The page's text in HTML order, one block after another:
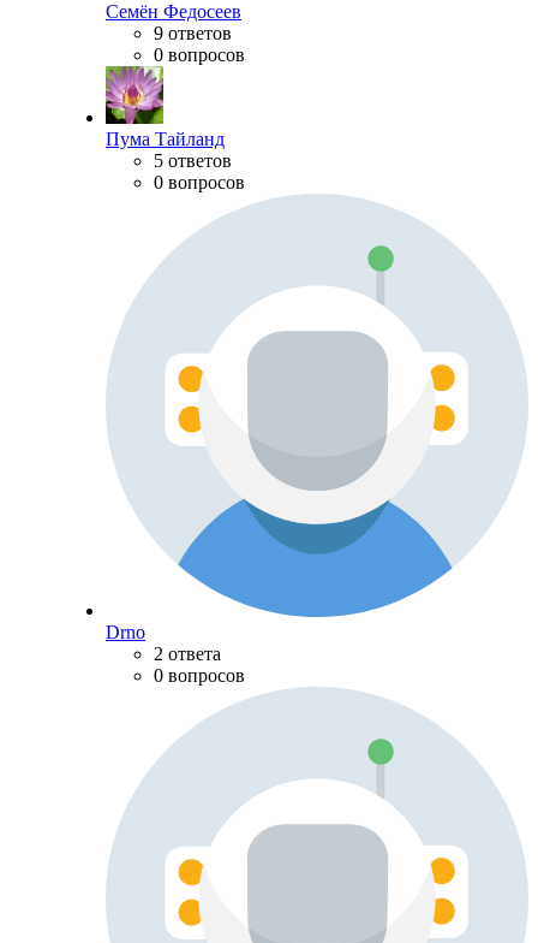
Семён Федосеев
9 ответов
0 вопросов
Пума Тайланд
5 ответов
0 вопросов
Drno
2 ответа
0 вопросов